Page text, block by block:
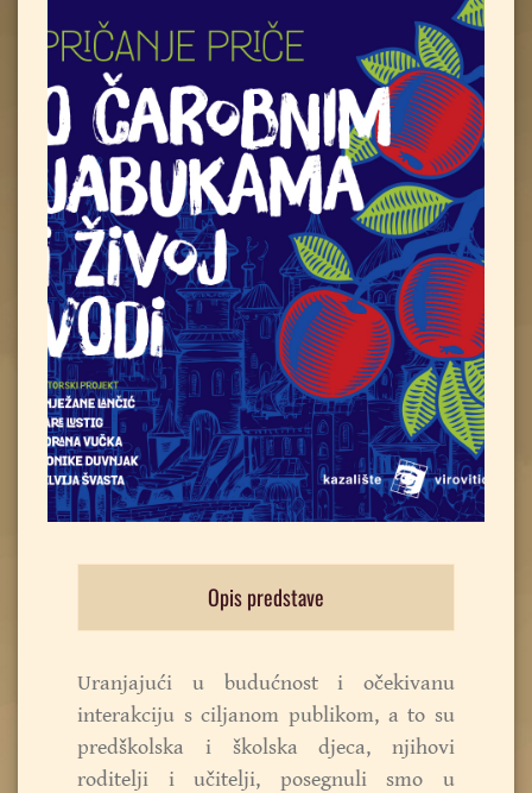
Opis predstave
Uranjajući u budućnost i očekivanu
interakciju s ciljanom publikom, a to su
predškolska i školska djeca, njihovi
roditelji i učitelji, posegnuli smo u